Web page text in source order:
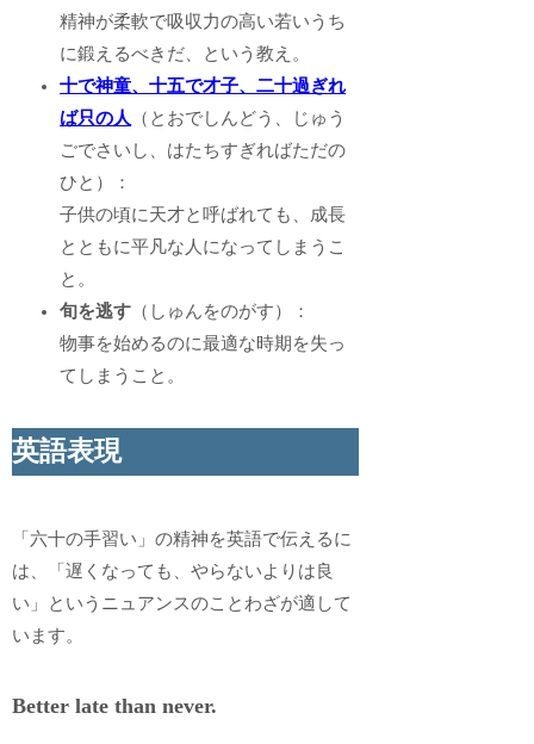
精神が柔軟で吸収力の高い若いうち
に鍛えるべきだ、という教え。
十で神童、十五で才子、二十過ぎれ
ば只の人
（とおでしんどう、じゅう
ごでさいし、はたちすぎればただの
ひと）：
子供の頃に天才と呼ばれても、成長
とともに平凡な人になってしまうこ
と。
旬を逃す （しゅんをのがす）：
物事を始めるのに最適な時期を失っ
てしまうこと。
英語表現
「六十の手習い」の精神を英語で伝えるに
は、「遅くなっても、やらないよりは良
い」というニュアンスのことわざが適して
います。
Better late than never.